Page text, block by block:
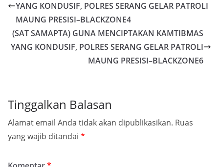
YANG KONDUSIF, POLRES SERANG GELAR PATROLI
MAUNG PRESISI–BLACKZONE4
(SAT SAMAPTA) GUNA MENCIPTAKAN KAMTIBMAS
YANG KONDUSIF, POLRES SERANG GELAR PATROLI
MAUNG PRESISI–BLACKZONE6
Tinggalkan Balasan
Alamat email Anda tidak akan dipublikasikan. Ruas
yang wajib ditandai *